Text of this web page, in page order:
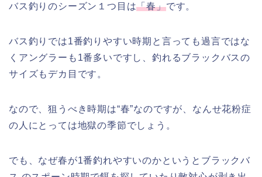
バス釣りのシーズン１つ目は「春」です。
バス釣りでは1番釣りやすい時期と言っても過言ではな
くアングラーも1番多いですし、釣れるブラックバスの
サイズもデカ目です。
なので、狙うべき時期は“春”なのですが、なんせ花粉症
の人にとっては地獄の季節でしょう。
でも、なぜ春が1番釣れやすいのかというとブラックバ